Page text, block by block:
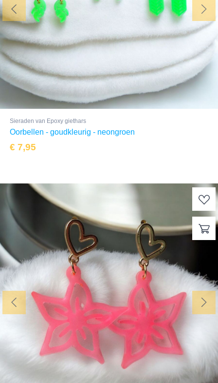
Sieraden van Epoxy giethars
Oorbellen - goudkleurig - neongroen
€ 7,95